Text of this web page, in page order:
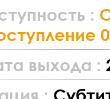
:
выхода :
: